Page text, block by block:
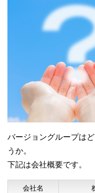
50代男性
査定時に担当ス
め、思わぬ所で
車への知識があ
バージョングループは
うか。
下記は会社概要です。
会社名